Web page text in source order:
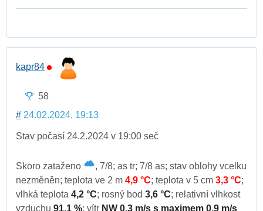
kapr84
58
# 24.02.2024, 19:13
Stav počasí 24.2.2024 v 19:00 seč
Skoro zataženo
, 7/8; as tr; 7/8 as; stav oblohy vcelku
nezměněn; teplota ve 2 m 4,9 °C; teplota v 5 cm 3,3 °C;
vlhká teplota 4,2 °C; rosný bod 3,6 °C; relativní vlhkost
vzduchu 91,1 %; vítr NW 0,3 m/s s maximem 0,9 m/s